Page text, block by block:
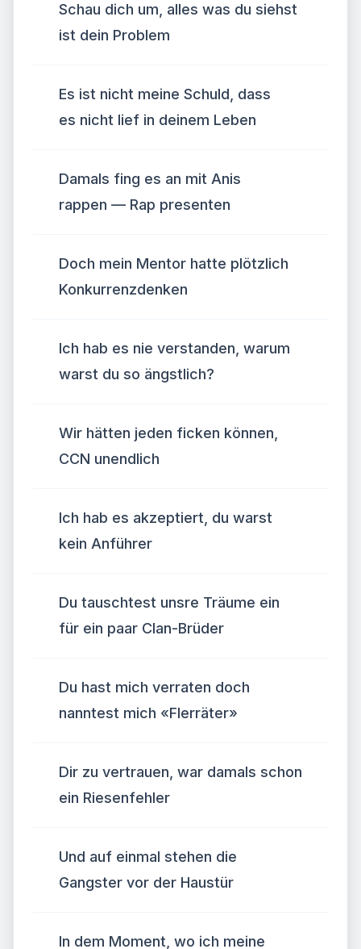
Schau dich um, alles was du siehst
ist dein Problem
Es ist nicht meine Schuld, dass
es nicht lief in deinem Leben
Damals fing es an mit Anis
rappen — Rap presenten
Doch mein Mentor hatte plötzlich
Kon­kur­renz­den­ken
Ich hab es nie verstanden, warum
warst du so ängstlich?
Wir hätten jeden ficken können,
CCN unendlich
Ich hab es akzeptiert, du warst
kein Anführer
Du tauschtest unsre Träume ein
für ein paar Clan-Brüder
Du hast mich verraten doch
nanntest mich «Flerräter»
Dir zu vertrauen, war damals schon
ein Rie­sen­feh­ler
Und auf einmal stehen die
Gangster vor der Haustür
In dem Moment, wo ich meine